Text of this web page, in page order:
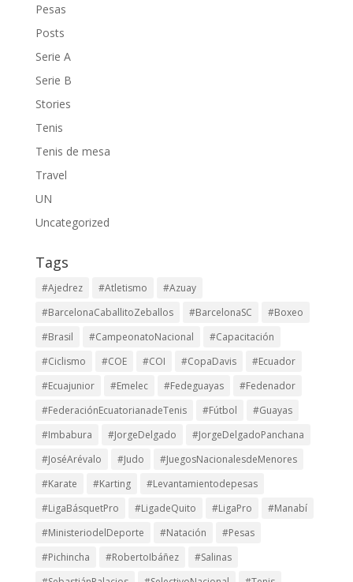
Pesas
Posts
Serie A
Serie B
Stories
Tenis
Tenis de mesa
Travel
UN
Uncategorized
Tags
#Ajedrez #Atletismo
#Azuay
#BarcelonaCaballitoZeballos
#BarcelonaSC
#Boxeo
#Brasil
#CampeonatoNacional
#Capacitación
#Ciclismo
#COE #COI #CopaDavis
#Ecuador
#Ecuajunior
#Emelec #Fedeguayas
#Fedenador
#FederaciónEcuatorianadeTenis
#Fútbol
#Guayas
#Imbabura
#JorgeDelgado
#JorgeDelgadoPanchana
#JoséArévalo
#Judo
#JuegosNacionalesdeMenores
#Karate
#Karting
#Levantamientodepesas
#LigaBásquetPro
#LigadeQuito #LigaPro
#Manabí
#MinisteriodelDeporte
#Natación
#Pesas
#Pichincha
#RobertoIbáñez
#Salinas